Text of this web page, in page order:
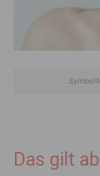
Das gilt